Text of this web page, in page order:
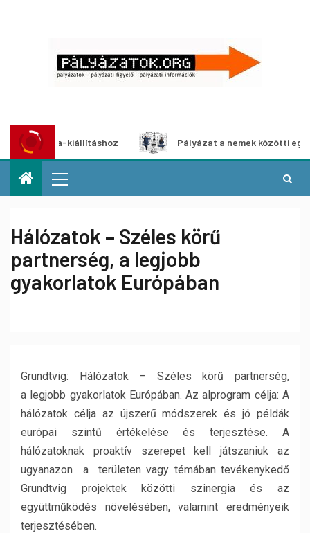
kiállításhoz Pályázat a nemek közötti
Hálózatok – Széles körű
partnerség, a legjobb
gyakorlatok Európában
Grundtvig: Hálózatok – Széles körű partnerség,
a legjobb gyakorlatok Európában. Az alprogram célja: A
hálózatok célja az újszerű módszerek és jó példák
európai szintű értékelése és terjesztése. A
hálózatoknak proaktív szerepet kell játszaniuk az
ugyanazon a területen vagy témában tevékenykedő
Grundtvig projektek közötti szinergia és az
együttműködés növelésében, valamint eredményeik
terjesztésében.